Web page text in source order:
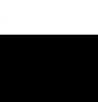
·